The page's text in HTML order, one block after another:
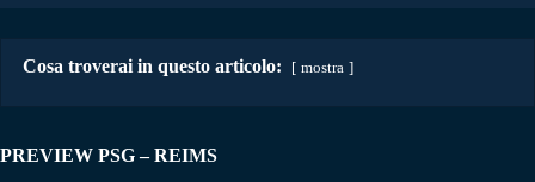
Cosa troverai in questo articolo: mostra
PREVIEW PSG – REIMS